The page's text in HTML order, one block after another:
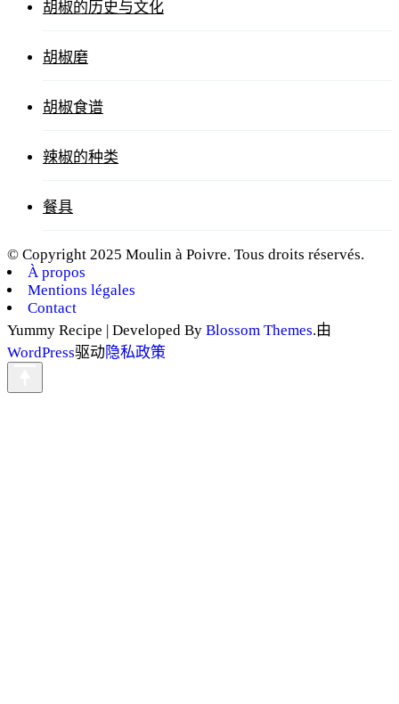
胡椒的历史与文化
胡椒磨
胡椒食谱
辣椒的种类
餐具
© Copyright 2025 Moulin à Poivre. Tous droits réservés.
À propos
Mentions légales
Contact
Yummy Recipe | Developed By Blossom Themes.由
WordPress驱动 隐私政策